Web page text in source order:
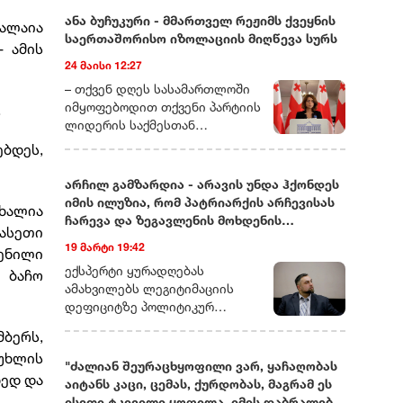
ამის
და
ანა ბუჩუკური - მმართველ რეჟიმს ქვეყნის
საერთაშორისო იზოლაციის მიღწევა სურს
24 მაისი 12:27
– თქვენ დღეს სასამართლოში
იმყოფებოდით თქვენი პარტიის
ლიდერის საქმესთან
ეს საქმე და რამდენად
სიმბოლურად ასახავს იმას, რაც
ახლა საქართველოში
ოპოზიციური ძალების თავს
ხდება?– დარწმუნებული ვარ,
უკვე იცით, რომ დღეს თითქმის
ყველა ოპოზიციური ლიდერი ან
ციხეშია და
ემიგრაციაში იმყოფება. მსგავსი
რამ საქართველოში ადრე
არასდროს მომხდარა!
არჩილ გამზარდია - არავის უნდა ჰქონდეს
იმის ილუზია, რომ პატრიარქის არჩევისას
ჩარევა და ზეგავლენის მოხდენის
19 მარტი 19:42
ექსპერტი ყურადღებას
ამახვილებს ლეგიტიმაციის
დეფიციტზე პოლიტიკურ
საეკლესიო იერარქიაში
არსებულ შიდა დინებებზე.
გამზარდიას პროგნოზით,
"ძალიან შეურაცხყოფილი ვარ, ყაჩაღობას
აიტანს კაცი, ცემას, ქურდობას, მაგრამ ეს